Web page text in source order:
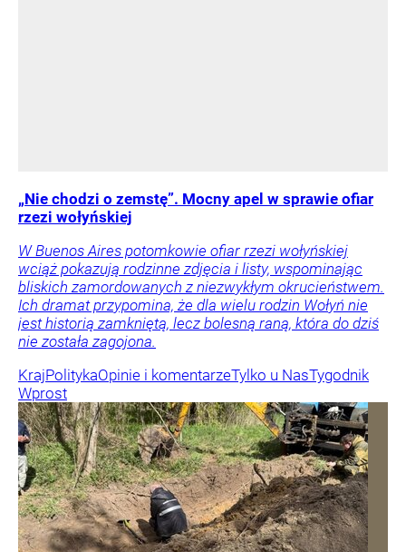
„Nie chodzi o zemstę”. Mocny apel w sprawie ofiar
rzezi wołyńskiej
W Buenos Aires potomkowie ofiar rzezi wołyńskiej
wciąż pokazują rodzinne zdjęcia i listy, wspominając
bliskich zamordowanych z niezwykłym okrucieństwem.
Ich dramat przypomina, że dla wielu rodzin Wołyń nie
jest historią zamkniętą, lecz bolesną raną, która do dziś
nie została zagojona.
KrajPolitykaOpinie i komentarzeTylko u NasTygodnik
Wprost